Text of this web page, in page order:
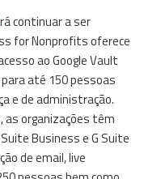
continuar a ser
for Nonprofits oferece
ao Google Vault
até 150 pessoas
e de administração.
as organizações têm
Business e G Suite
de email, live